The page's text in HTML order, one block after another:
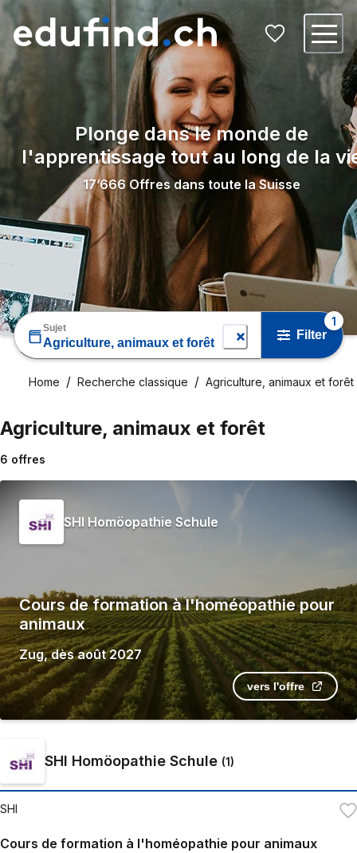
Plonge dans le monde de
l'apprentissage tout au long de la
17’666 Offres dans toute la Suisse
Sujet
Agriculture, animaux et forêt
Filter
1
Home Recherche classique Agriculture, animaux et forêt
Agriculture, animaux et forêt
6 offres
SHI Homöopathie Schule
Cours de formation à l'homéopathie pour
animaux
Zug,dès août 2027
vers l'offre
SHI Homöopathie Schule (1)
SHI
Cours de formation à l'homéopathie pour animaux